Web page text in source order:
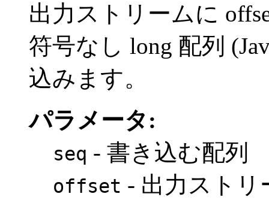
出力ストリームに
符号なし long 配列
込みます。
パラメータ:
seq - 書き込む配列
offset - 出力ストリ